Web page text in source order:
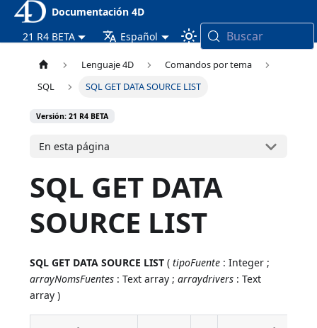
Documentación 4D
21 R4 BETA
Español Buscar
Lenguaje 4D
Comandos por tema
SQL
SQL GET DATA SOURCE LIST
Versión: 21 R4 BETA
En esta página
SQL GET DATA
SOURCE LIST
SQL GET DATA SOURCE LIST (tipoFuente : Integer ;
arrayNomsFuentes : Text array ;arraydrivers : Text
array )